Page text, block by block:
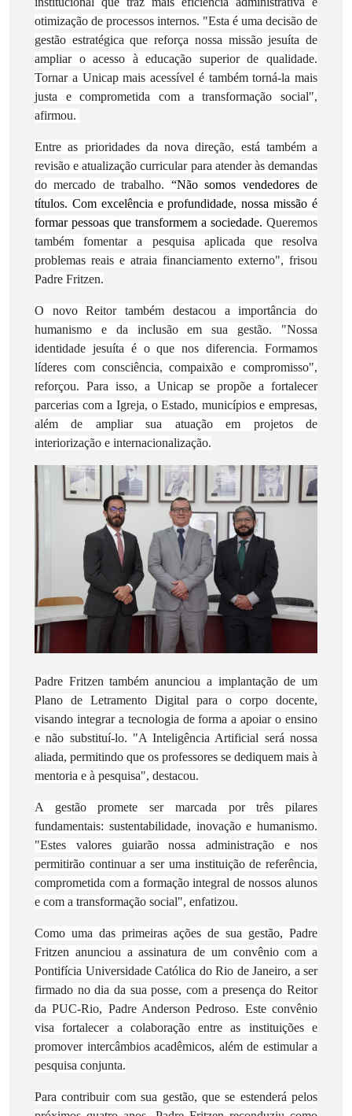
otimização de processos internos. "Esta é uma decisão de
gestão estratégica que reforça nossa missão jesuíta de
ampliar o acesso à educação superior de qualidade.
Tornar a Unicap mais acessível é também torná-la mais
justa e comprometida com a transformação social",
afirmou.
Entre as prioridades da nova direção, está também a
revisão e atualização curricular para atender às demandas
do mercado de trabalho. “Não somos vendedores de
títulos. Com excelência e profundidade, nossa missão é
formar pessoas que transformem a sociedade. Queremos
também fomentar a pesquisa aplicada que resolva
problemas reais e atraia financiamento externo", frisou
Padre Fritzen.
O novo Reitor também destacou a importância do
humanismo e da inclusão em sua gestão. "Nossa
identidade jesuíta é o que nos diferencia. Formamos
líderes com consciência, compaixão e compromisso",
reforçou. Para isso, a Unicap se propõe a fortalecer
parcerias com a Igreja, o Estado, municípios e empresas,
além de ampliar sua atuação em projetos de
interiorização e internacionalização.
Padre Fritzen também anunciou a implantação de um
Plano de Letramento Digital para o corpo docente,
visando integrar a tecnologia de forma a apoiar o ensino
e não substituí-lo. "A Inteligência Artificial será nossa
aliada, permitindo que os professores se dediquem mais à
mentoria e à pesquisa", destacou.
A gestão promete ser marcada por três pilares
fundamentais: sustentabilidade, inovação e humanismo.
"Estes valores guiarão nossa administração e nos
permitirão continuar a ser uma instituição de referência,
comprometida com a formação integral de nossos alunos
e com a transformação social", enfatizou.
Como uma das primeiras ações de sua gestão, Padre
Fritzen anunciou a assinatura de um convênio com a
Pontifícia Universidade Católica do Rio de Janeiro, a ser
firmado no dia da sua posse, com a presença do Reitor
da PUC-Rio, Padre Anderson Pedroso. Este convênio
visa fortalecer a colaboração entre as instituições e
promover intercâmbios acadêmicos, além de estimular a
pesquisa conjunta.
Para contribuir com sua gestão, que se estenderá pelos